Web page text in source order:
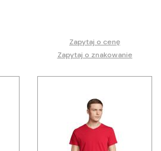
Zapytaj o cenę
Zapytaj o znakowanie